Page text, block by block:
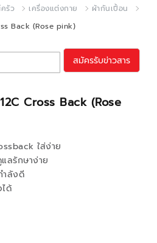
รัว เครื่องแต่งกาย
ผ้ากันเปื้อน
Back (Rose pink)
Cross Back (Rose
ใส่ง่าย
ลรักษาง่าย
ำลังดี
ด้
สมัครรับข่าวสาร